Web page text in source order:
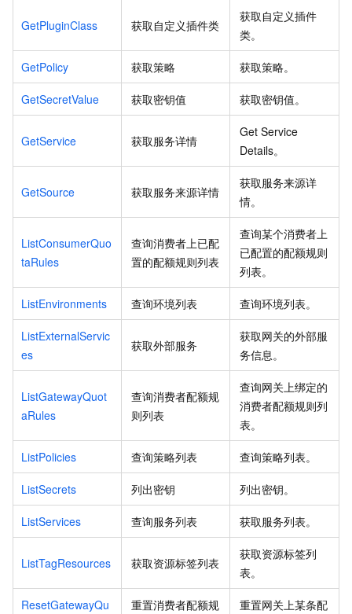
GetPluginClass 获取自定义插件类
获取自定义插件
类。
GetPolicy 获取策略 获取策略。
GetSecretValue 获取密钥值 获取密钥值。
GetService 获取服务详情
Get Service
Details。
GetSource 获取服务来源详情
获取服务来源详
情。
ListConsumerQuo
taRules
查询消费者上已配
置的配额规则列表
查询某个消费者上
已配置的配额规则
列表。
ListEnvironments 查询环境列表 查询环境列表。
ListExternalServic
es
获取外部服务
获取网关的外部服
务信息。
ListGatewayQuot
aRules
查询消费者配额规
则列表
查询网关上绑定的
消费者配额规则列
表。
ListPolicies 查询策略列表 查询策略列表。
ListSecrets 列出密钥 列出密钥。
ListServices 查询服务列表 获取服务列表。
ListTagResources 获取资源标签列表
获取资源标签列
表。
ResetGatewayQu
重置消费者配额规
重置网关上某条配